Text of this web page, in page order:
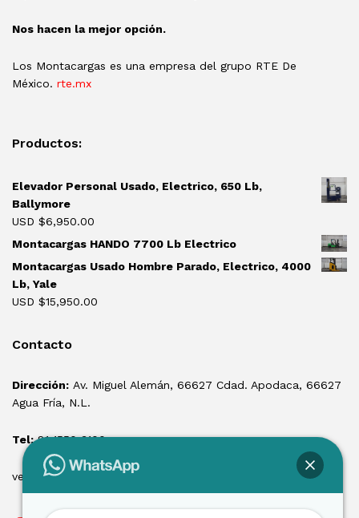
Nos hacen la mejor opción.
Los Montacargas es una empresa del grupo RTE De
México. rte.mx
Productos:
Elevador Personal Usado, Electrico, 650 Lb,
Ballymore
USD $6,950.00
Montacargas HANDO 7700 Lb Electrico
Montacargas Usado Hombre Parado, Electrico, 4000
Lb, Yale
USD $15,950.00
Contacto
Dirección: Av. Miguel Alemán, 66627 Cdad. Apodaca, 66627
Agua Fría, N.L.
Tel:81 1550 3100
ventas@losmontacargas.mx